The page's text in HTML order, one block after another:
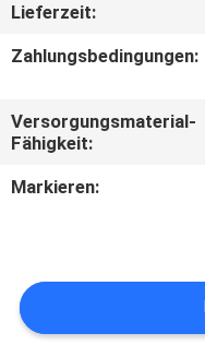
NACHRICHTEN
ALLE
FÄLLE
PRIVACY
POLICY
Lieferzeit:
Zahlungsbedingungen:
Versorgungsmaterial-
Fähigkeit:
Markieren: